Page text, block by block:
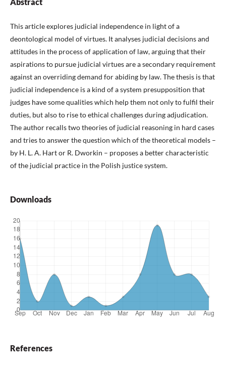
This article explores judicial independence in light of a
deontological model of virtues. It analyses judicial decisions and
attitudes in the process of application of law, arguing that their
aspirations to pursue judicial virtues are a secondary requirement
against an overriding demand for abiding by law. The thesis is that
judicial independence is a kind of a system presupposition that
judges have some qualities which help them not only to fulfil their
duties, but also to rise to ethical challenges during adjudication.
The author recalls two theories of judicial reasoning in hard cases
and tries to answer the question which of the theoretical models –
by H. L. A. Hart or R. Dworkin – proposes a better characteristic
of the judicial practice in the Polish justice system.
Downloads
References